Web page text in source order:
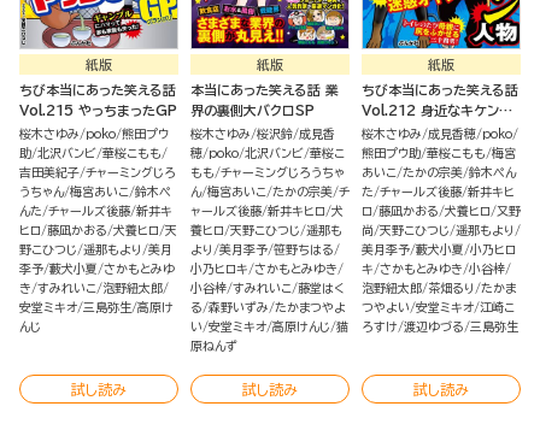
紙版
ちび本当にあった笑える話
Vol.215 やっちまったGP
桜木さゆみ poko 熊田プウ
助 北沢バンビ 華桜こもも
吉田美紀子 チャーミングじろ
うちゃん 梅宮あいこ 鈴木ぺ
んた チャールズ後藤 新井キ
ヒロ 藤凪かおる 犬養ヒロ 天
野こひつじ 遥那もより
美月
李予 藪犬小夏 さかもとみゆ
き すみれいこ
泡野紐太郎
安堂ミキオ 三島弥生 高原け
んじ
試し読み
紙版
本当にあった笑える話 業
界の裏側大バクロSP
桜木さゆみ 桜沢鈴 成見香
穂 poko 北沢バンビ 華桜こ
もも チャーミングじろうちゃ
ん 梅宮あいこ たかの宗美 チ
ャールズ後藤 新井キヒロ 犬
養ヒロ 天野こひつじ 遥那も
より
美月李予 笹野ちはる
小乃ヒロキ さかもとみゆき
小谷梓 すみれいこ 藤堂はく
る 森野いずみ たかまつやよ
い 安堂ミキオ 高原けんじ 猫
原ねんず
試し読み
紙版
ちび本当にあった笑える話
Vol.212 身近なキケン人
物
桜木さゆみ 成見香穂 poko
熊田プウ助 華桜こもも 梅宮
あいこ たかの宗美 鈴木ぺん
た チャールズ後藤 新井キヒ
ロ 藤凪かおる 犬養ヒロ 又野
尚 天野こひつじ 遥那もより
美月李予 藪犬小夏 小乃ヒロ
キ さかもとみゆき 小谷梓
泡野紐太郎 茶畑るり
たかま
つやよい 安堂ミキオ 江崎こ
ろすけ 渡辺ゆづる 三島弥生
試し読み